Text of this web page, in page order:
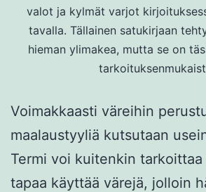
valot ja kylmät varjot
tavalla. Tällainen satukirjaan
hieman ylimakea, mutta se on
Voimakkaasti väreihin
maalaustyyliä kutsutaan
Termi voi kuitenkin
tapaa käyttää värejä, jolloin